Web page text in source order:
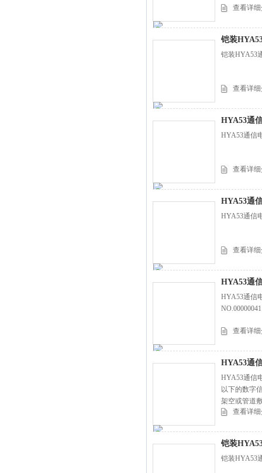
查看详
铠装
铠装HYA53
查看详
HYA53通
HYA53通信
查看详
HYA53通
HYA53通信
查看详
HYA53通
HYA53通信
NO.00000041
查看详
HYA53通
HYA53通信
以下的数字
架空或管道
查看详
铠装
铠装HYA53